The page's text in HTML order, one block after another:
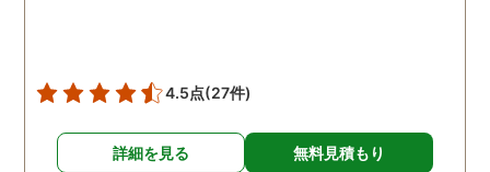
4.5点(27件)
詳細を見る 無料見積もり